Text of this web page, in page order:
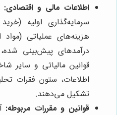
اطلاعات مالی و اقتصادی:
سرمایه‌گذاری اولیه
هزینه‌های عملیاتی (مواد
درآمدهای پیش‌بینی
قوانین مالیاتی و سایر
اطلاعات، ستون فقرات
تشکیل می‌دهند.
قوانین و مقررات مربوطه: